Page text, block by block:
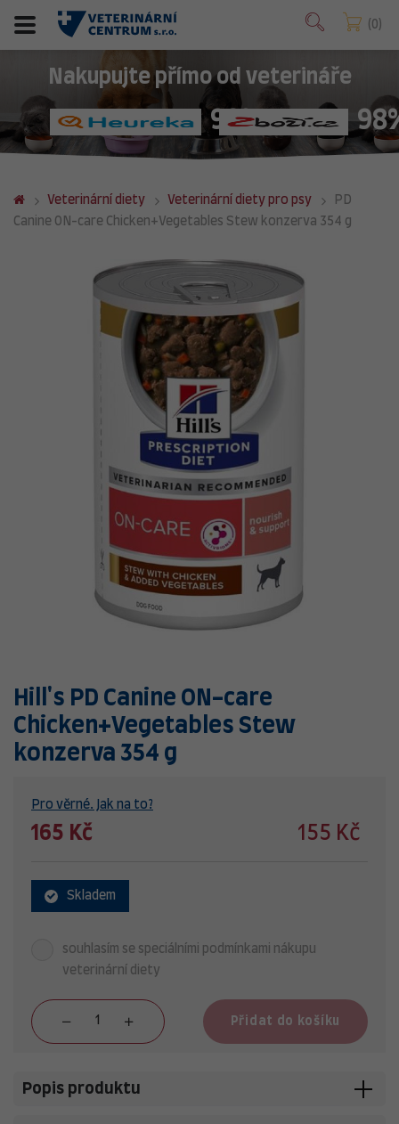
0
Nakupujte přímo od veterináře
98%
Veterinární diety Veterinární diety pro psy
PD
Canine ON-care Chicken+Vegetables Stew konzerva 354 g
Hill's PD Canine ON-care
Chicken+Vegetables Stew
konzerva 354 g
Pro věrné. Jak na to?
165 Kč 155 Kč
Skladem
souhlasím se speciálními podmínkami nákupu
veterinární diety
Přidat do košíku
Popis produktu